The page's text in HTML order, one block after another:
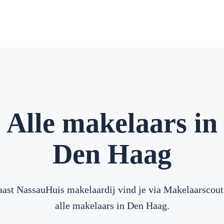
Alle makelaars in
Den Haag
NassauHuis makelaardij vind je via
alle makelaars in Den Haag.